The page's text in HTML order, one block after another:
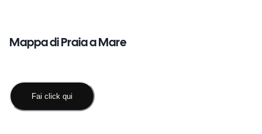
Mappa di Praia a Mare
Fai click qui